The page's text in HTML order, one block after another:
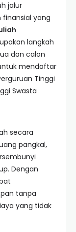
jalur
finansial yang
langkah
dan calon
mendaftar
Tinggi
Swasta
secara
pangkal,
Dengan
tanpa
yang tidak